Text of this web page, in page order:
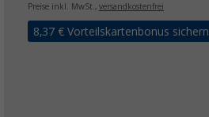
Preise inkl. MwSt., versandkostenfrei
8,37 € Vorteilskartenbonus sichern